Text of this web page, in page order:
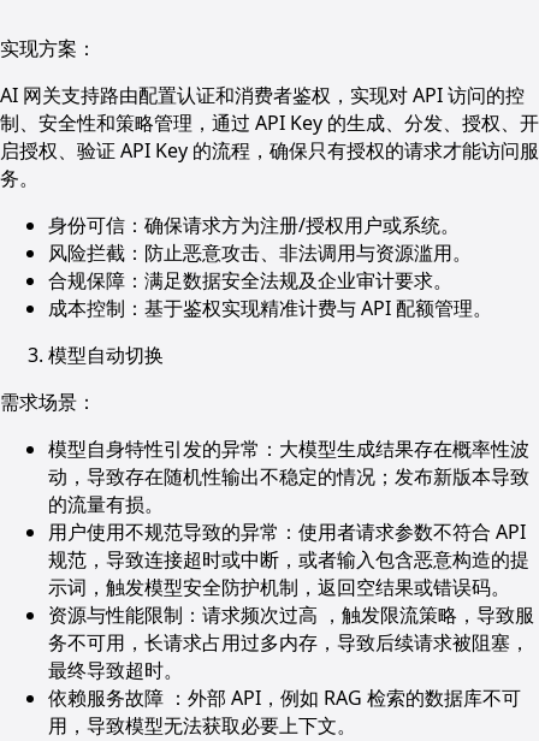
实现方案：
AI 网关支持路由配置认证和消费者鉴权，实现对 API 访问的控
制、安全性和策略管理，通过 API Key 的生成、分发、授权、开
启授权、验证 API Key 的流程，确保只有授权的请求才能访问服
务。
身份可信：确保请求方为注册/授权用户或系统。
风险拦截：防止恶意攻击、非法调用与资源滥用。
合规保障：满足数据安全法规及企业审计要求。
成本控制：基于鉴权实现精准计费与 API 配额管理。
模型自动切换
需求场景：
模型自身特性引发的异常：大模型生成结果存在概率性波
动，导致存在随机性输出不稳定的情况；发布新版本导致
的流量有损。
用户使用不规范导致的异常：使用者请求参数不符合 API
规范，导致连接超时或中断，或者输入包含恶意构造的提
示词，触发模型安全防护机制，返回空结果或错误码。
资源与性能限制：请求频次过高 ，触发限流策略，导致服
务不可用，长请求占用过多内存，导致后续请求被阻塞，
最终导致超时。
依赖服务故障 ：外部 API，例如 RAG 检索的数据库不可
用，导致模型无法获取必要上下文。